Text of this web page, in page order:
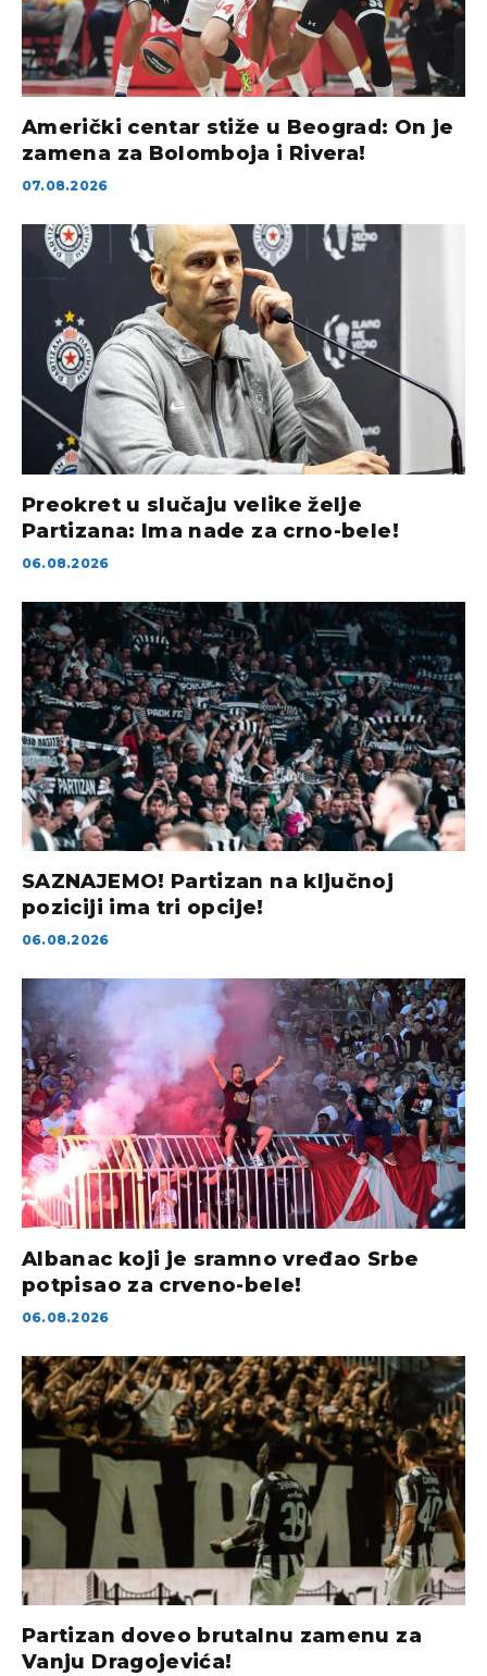
Američki centar stiže u Beograd: On je
zamena za Bolomboja i Rivera!
07.08.2026
Preokret u slučaju velike želje
Partizana: Ima nade za crno-bele!
06.08.2026
SAZNAJEMO! Partizan na ključnoj
poziciji ima tri opcije!
06.08.2026
Albanac koji je sramno vređao Srbe
potpisao za crveno-bele!
06.08.2026
Partizan doveo brutalnu zamenu za
Vanju Dragojevića!